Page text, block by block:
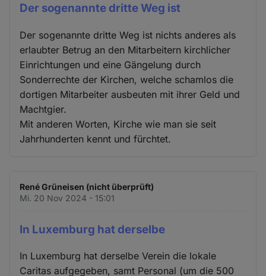
Der sogenannte dritte Weg ist
Der sogenannte dritte Weg ist nichts anderes als
erlaubter Betrug an den Mitarbeitern kirchlicher
Einrichtungen und eine Gängelung durch
Sonderrechte der Kirchen, welche schamlos die
dortigen Mitarbeiter ausbeuten mit ihrer Geld und
Machtgier.
Mit anderen Worten, Kirche wie man sie seit
Jahrhunderten kennt und fürchtet.
René Grüneisen (nicht überprüft)
Mi. 20 Nov 2024 - 15:01
In Luxemburg hat derselbe
In Luxemburg hat derselbe Verein die lokale
Caritas aufgegeben, samt Personal (um die 500